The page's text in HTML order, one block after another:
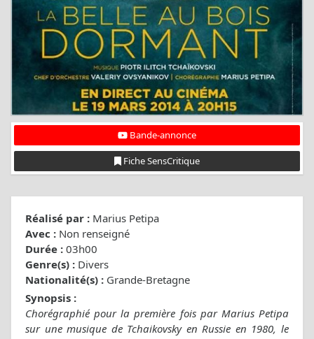
Bande-annonce
Fiche SensCritique
Réalisé par : Marius Petipa
Avec : Non renseigné
Durée : 03h00
Genre(s) : Divers
Nationalité(s) : Grande-Bretagne
Synopsis :
Chorégraphié pour la première fois par Marius Petipa
sur une musique de Tchaikovsky en Russie en 1980, le